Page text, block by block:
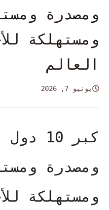
ومصدرة
ومستهلكة
العالم
يونيو 7, 2026
كبر 10
ومصدرة
ومستهلكة